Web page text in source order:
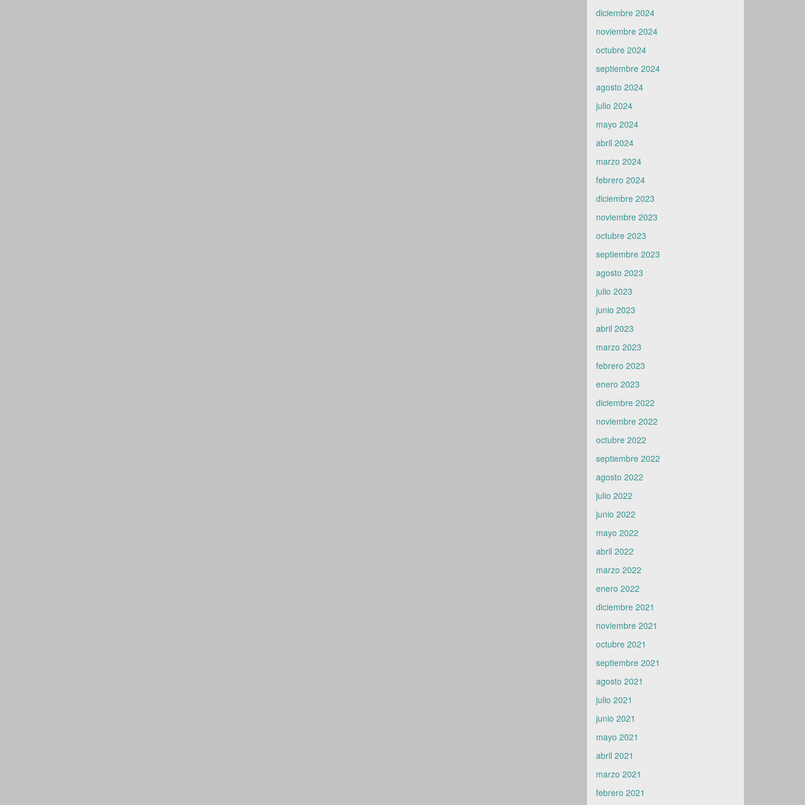
diciembre 2024
noviembre 2024
octubre 2024
septiembre 2024
agosto 2024
julio 2024
mayo 2024
abril 2024
marzo 2024
febrero 2024
diciembre 2023
noviembre 2023
octubre 2023
septiembre 2023
agosto 2023
julio 2023
junio 2023
abril 2023
marzo 2023
febrero 2023
enero 2023
diciembre 2022
noviembre 2022
octubre 2022
septiembre 2022
agosto 2022
julio 2022
junio 2022
mayo 2022
abril 2022
marzo 2022
enero 2022
diciembre 2021
noviembre 2021
octubre 2021
septiembre 2021
agosto 2021
julio 2021
junio 2021
mayo 2021
abril 2021
marzo 2021
febrero 2021